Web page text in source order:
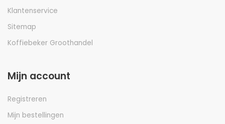
Klantenservice
Sitemap
Koffiebeker Groothandel
Mijn account
Registreren
Mijn bestellingen